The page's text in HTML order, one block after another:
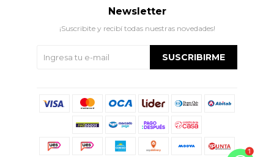
Newsletter
¡Suscribite y recibí todas nuestras novedades!
SUSCRIBIRME